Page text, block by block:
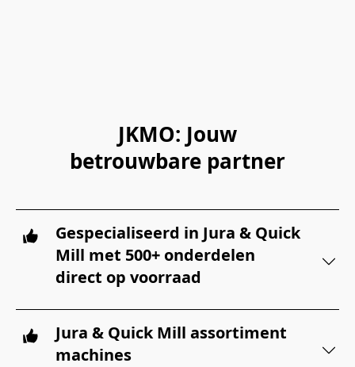
JKMO: Jouw
betrouwbare partner
Gespecialiseerd in Jura & Quick
Mill met 500+ onderdelen
direct op voorraad
Jura & Quick Mill assortiment
machines